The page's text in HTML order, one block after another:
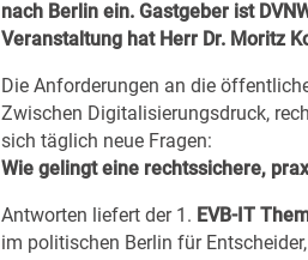
nach Berlin ein. Gastgeber ist
Veranstaltung hat Herr Dr. Moritz
Die Anforderungen an die
Zwischen Digitalisierungsdruck,
sich täglich neue Fragen:
Wie gelingt eine rechtssichere,
Antworten liefert der 1. EVB-IT
im politischen Berlin für